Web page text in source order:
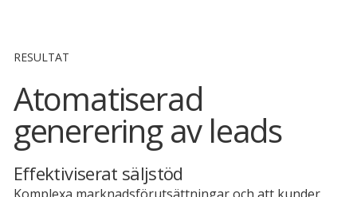
RESULTAT
Atomatiserad
generering av leads
Effektiviserat säljstöd